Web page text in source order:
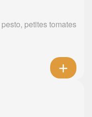
petites tomates